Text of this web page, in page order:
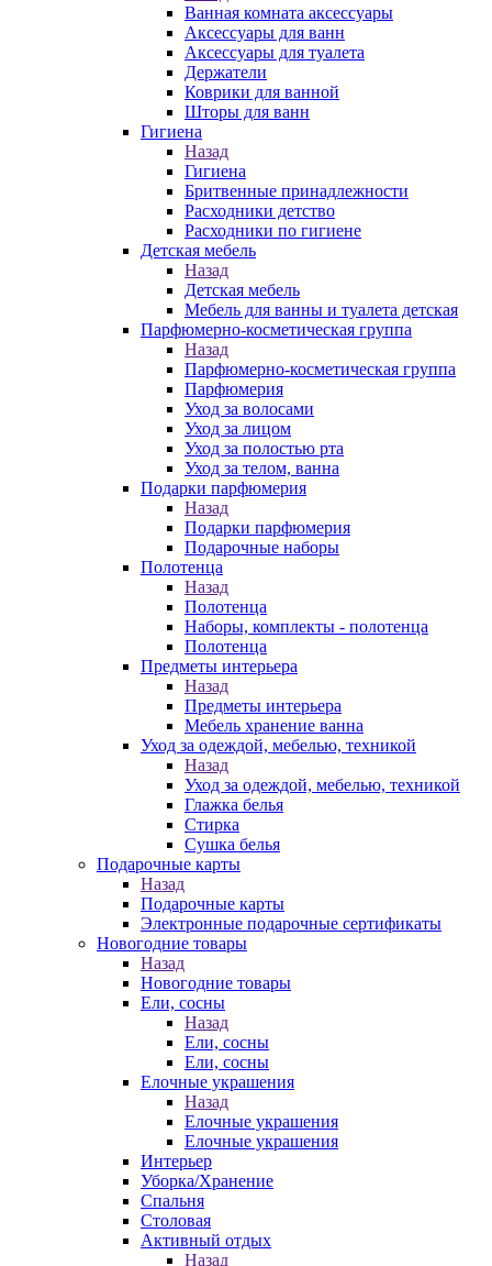
Ванная комната аксессуары
Аксессуары для ванн
Аксессуары для туалета
Держатели
Коврики для ванной
Шторы для ванн
Гигиена
Назад
Гигиена
Бритвенные принадлежности
Расходники детство
Расходники по гигиене
Детская мебель
Назад
Детская мебель
Мебель для ванны и туалета детская
Парфюмерно-косметическая группа
Назад
Парфюмерно-косметическая группа
Парфюмерия
Уход за волосами
Уход за лицом
Уход за полостью рта
Уход за телом, ванна
Подарки парфюмерия
Назад
Подарки парфюмерия
Подарочные наборы
Полотенца
Назад
Полотенца
Наборы, комплекты - полотенца
Полотенца
Предметы интерьера
Назад
Предметы интерьера
Мебель хранение ванна
Уход за одеждой, мебелью, техникой
Назад
Уход за одеждой, мебелью, техникой
Глажка белья
Стирка
Сушка белья
Подарочные карты
Назад
Подарочные карты
Электронные подарочные сертификаты
Новогодние товары
Назад
Новогодние товары
Ели, сосны
Назад
Ели, сосны
Ели, сосны
Елочные украшения
Назад
Елочные украшения
Елочные украшения
Интерьер
Уборка/Хранение
Спальня
Столовая
Активный отдых
Назад